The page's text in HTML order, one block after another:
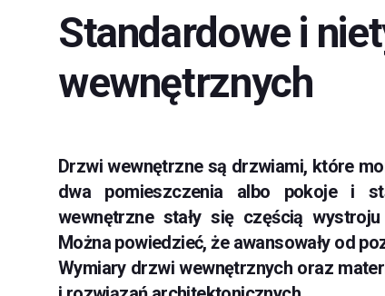
Standardowe i
wewnętrznych
Drzwi wewnętrzne są drzwiami, które
dwa pomieszczenia albo pokoje i
wewnętrzne stały się częścią
Można powiedzieć, że awansowały od
Wymiary drzwi wewnętrznych oraz